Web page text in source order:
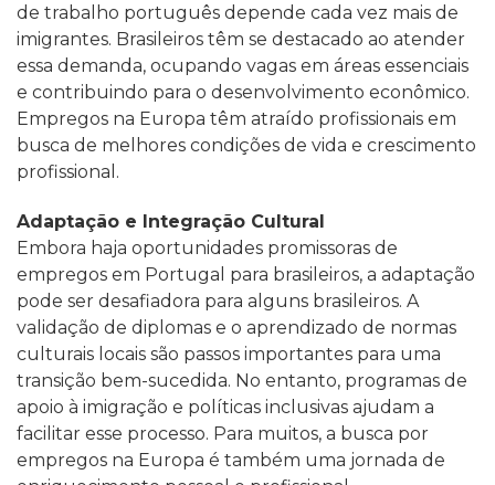
de trabalho português depende cada vez mais de
imigrantes. Brasileiros têm se destacado ao atender
essa demanda, ocupando vagas em áreas essenciais
e contribuindo para o desenvolvimento econômico.
Empregos na Europa têm atraído profissionais em
busca de melhores condições de vida e crescimento
profissional.
Adaptação e Integração Cultural
Embora haja oportunidades promissoras de
empregos em Portugal para brasileiros, a adaptação
pode ser desafiadora para alguns brasileiros. A
validação de diplomas e o aprendizado de normas
culturais locais são passos importantes para uma
transição bem-sucedida. No entanto, programas de
apoio à imigração e políticas inclusivas ajudam a
facilitar esse processo. Para muitos, a busca por
empregos na Europa é também uma jornada de